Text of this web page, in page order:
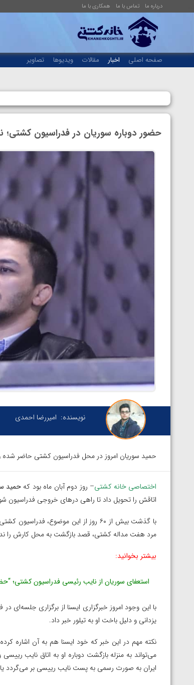
درباره ما تماس با ما همکاری با ما
صفحه اصلی اخبار مقالات ویدیوها تصاویر
حضور دوباره سوریان در فدراسیون
نویسنده: امیررضا احمدی
حمید سوریان امروز در محل فدراسیون کشتی حاضر شده
اختصاصی خانه کشتی– روز دوم آبان ماه بود کهحمید
اتاقش را تحویل داد تا راهی درهای خروجی فدراسیون
با گذشت بیش از ۶۰ روز از این موضوع،
مرد هفت مداله کشتی، قصد بازگشت به محل کارش را
بیشتر بخوانید:
استعفای سوریان از نایب رئیسی فدراسیون کشتی؛
با این وجود امروز خبرگزاری ایسنا از برگزاری جلسه‌ای
یزدانی و دلیل باخت او به تیلور‌ خبر داد.
نکته مهم در این خبر که خود ایسنا هم به آن اشاره
می‌تواند به منزله بازگشت دوباره او به اتاق نایب
ایران به صورت رسمی به پست نایب رییسی بر می‌گردد
امین میرزازاده
ویدیو؛ باخت امین کاویانی نژاد مقابل